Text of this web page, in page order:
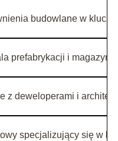
budowlane w
prefabrykacji i magazyn
z deweloperami i
specjalizujący się w